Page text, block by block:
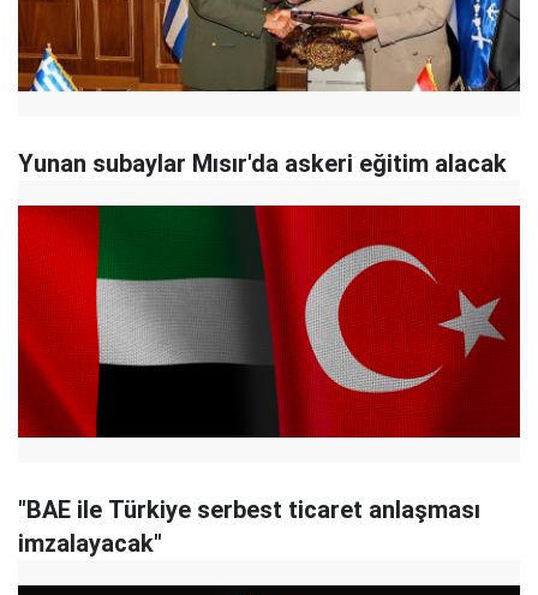
Yunan subaylar Mısır'da askeri eğitim alacak
"BAE ile Türkiye serbest ticaret anlaşması
imzalayacak"